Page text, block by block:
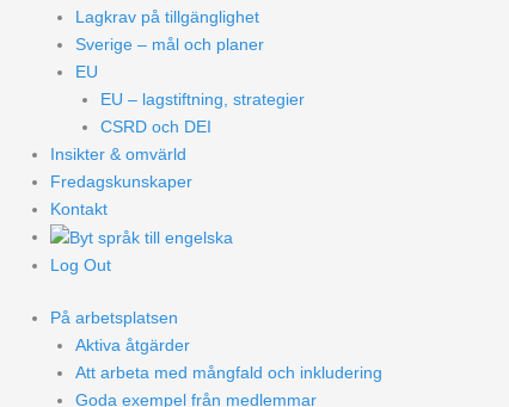
Lagkrav på tillgänglighet
Sverige – mål och planer
EU
EU – lagstiftning, strategier
CSRD och DEI
Insikter & omvärld
Fredagskunskaper
Kontakt
Log Out
På arbetsplatsen
Aktiva åtgärder
Att arbeta med mångfald och inkludering
Goda exempel från medlemmar